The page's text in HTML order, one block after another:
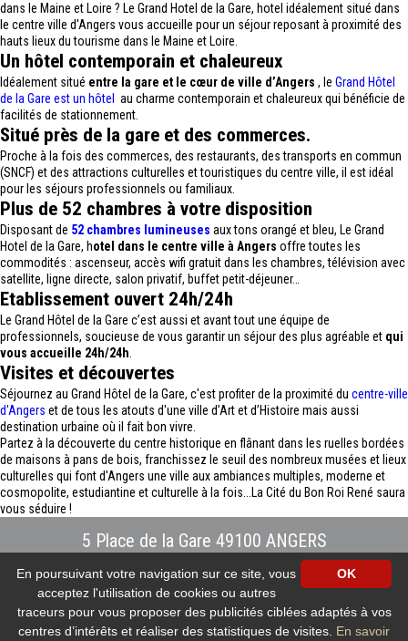
dans le Maine et Loire ? Le Grand Hotel de la Gare, hotel idéalement situé dans
le centre ville d'Angers vous accueille pour un séjour reposant à proximité des
hauts lieux du tourisme dans le Maine et Loire.
Un hôtel contemporain et chaleureux
Idéalement situé entre la gare et le cœur de ville d’Angers , le Grand Hôtel
de la Gare est un hôtel
au charme contemporain et chaleureux qui bénéficie de
facilités de stationnement.
Situé près de la gare et des commerces.
Proche à la fois des commerces, des restaurants, des transports en commun
(SNCF) et des attractions culturelles et touristiques du centre ville, il est idéal
pour les séjours professionnels ou familiaux.
Plus de 52 chambres à votre disposition
Disposant de 52 chambres lumineuses aux tons orangé et bleu, Le Grand
Hotel de la Gare, hotel dans le centre ville à Angers offre toutes les
commodités : ascenseur, accès wifi gratuit dans les chambres, télévision avec
satellite, ligne directe, salon privatif, buffet petit-déjeuner…
Etablissement ouvert 24h/24h
Le Grand Hôtel de la Gare c’est aussi et avant tout une équipe de
professionnels, soucieuse de vous garantir un séjour des plus agréable et qui
vous accueille 24h/24h
Visites et découvertes
Séjournez au Grand Hôtel de la Gare, c'est profiter de la proximité du centre-ville
d'Angers et de tous les atouts d'une ville d’Art et d’Histoire mais aussi
destination urbaine où il fait bon vivre.
Partez à la découverte du centre historique en flânant dans les ruelles bordées
de maisons à pans de bois, franchissez le seuil des nombreux musées et lieux
culturelles qui font d'Angers une ville aux ambiances multiples, moderne et
cosmopolite, estudiantine et culturelle à la fois...La Cité du Bon Roi René saura
vous séduire !
5 Place de la Gare 49100 ANGERS
info@hotel-angers.fr
www.grandhoteldelagare-angers.com
Création et référencement Site internet E-comouest - ANGERS
Mentions légales-Plan du site- Galerie photos-Protection des données
personnelles
Nos flux RSS
OK
En poursuivant votre navigation sur ce site, vous
acceptez l'utilisation de cookies ou autres
traceurs pour vous proposer des publicités ciblées adaptés à vos
centres d’intérêts et réaliser des statistiques de visites. En savoir